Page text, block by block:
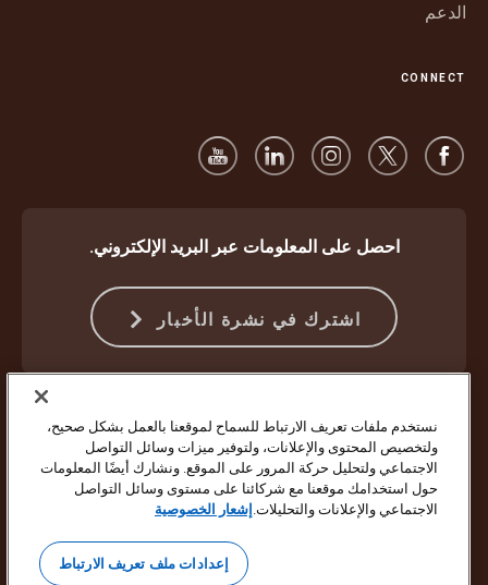
الدعم
CONNECT
احصل على المعلومات عبر البريد الإلكتروني.
اشترك في نشرة الأخبار
إشعار الخصوصية
إعدادات ملفات تعريف الارتباط
جميع الحقوق محفوظة. لم تعد ترغب في تلقي تحديثات بالبريد الإلكتروني؟
إلغاء الاشتراك هنا
لتحديث جميع تفضيلات البريد الإلكتروني الأخرى الخاصة بشركة UPS أو إلغاء
الاشتراك في خدمة رسائل البريد الإلكتروني التسويقية من شركة UPS،
انقر
نستخدم ملفات تعريف الارتباط للسماح لموقعنا بالعمل بشكل صحيح،
ولتخصيص المحتوى والإعلانات، ولتوفير ميزات وسائل التواصل
الاجتماعي ولتحليل حركة المرور على الموقع. ونشارك أيضًا المعلومات
حول استخدامك موقعنا مع شركائنا على مستوى وسائل التواصل
الاجتماعي والإعلانات والتحليلات. إشعار الخصوصية
إعدادات ملف تعريف الارتباط